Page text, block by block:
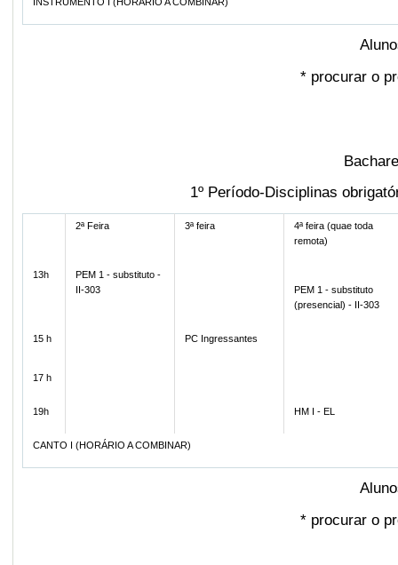
INSTRUMENTO I (HORÁRIO A COMBINAR)
*procurar o
1º Período-Disciplinas
2ª Feira 3ª feira
4ª feira (quae toda
remota)
13h
PEM 1 - substituto -
II-303
PEM 1 - substituto
(presencial) - II-303
15 h PC Ingressantes
17 h
19h HM I - EL
CANTO I (HORÁRIO A COMBINAR)
*procurar o